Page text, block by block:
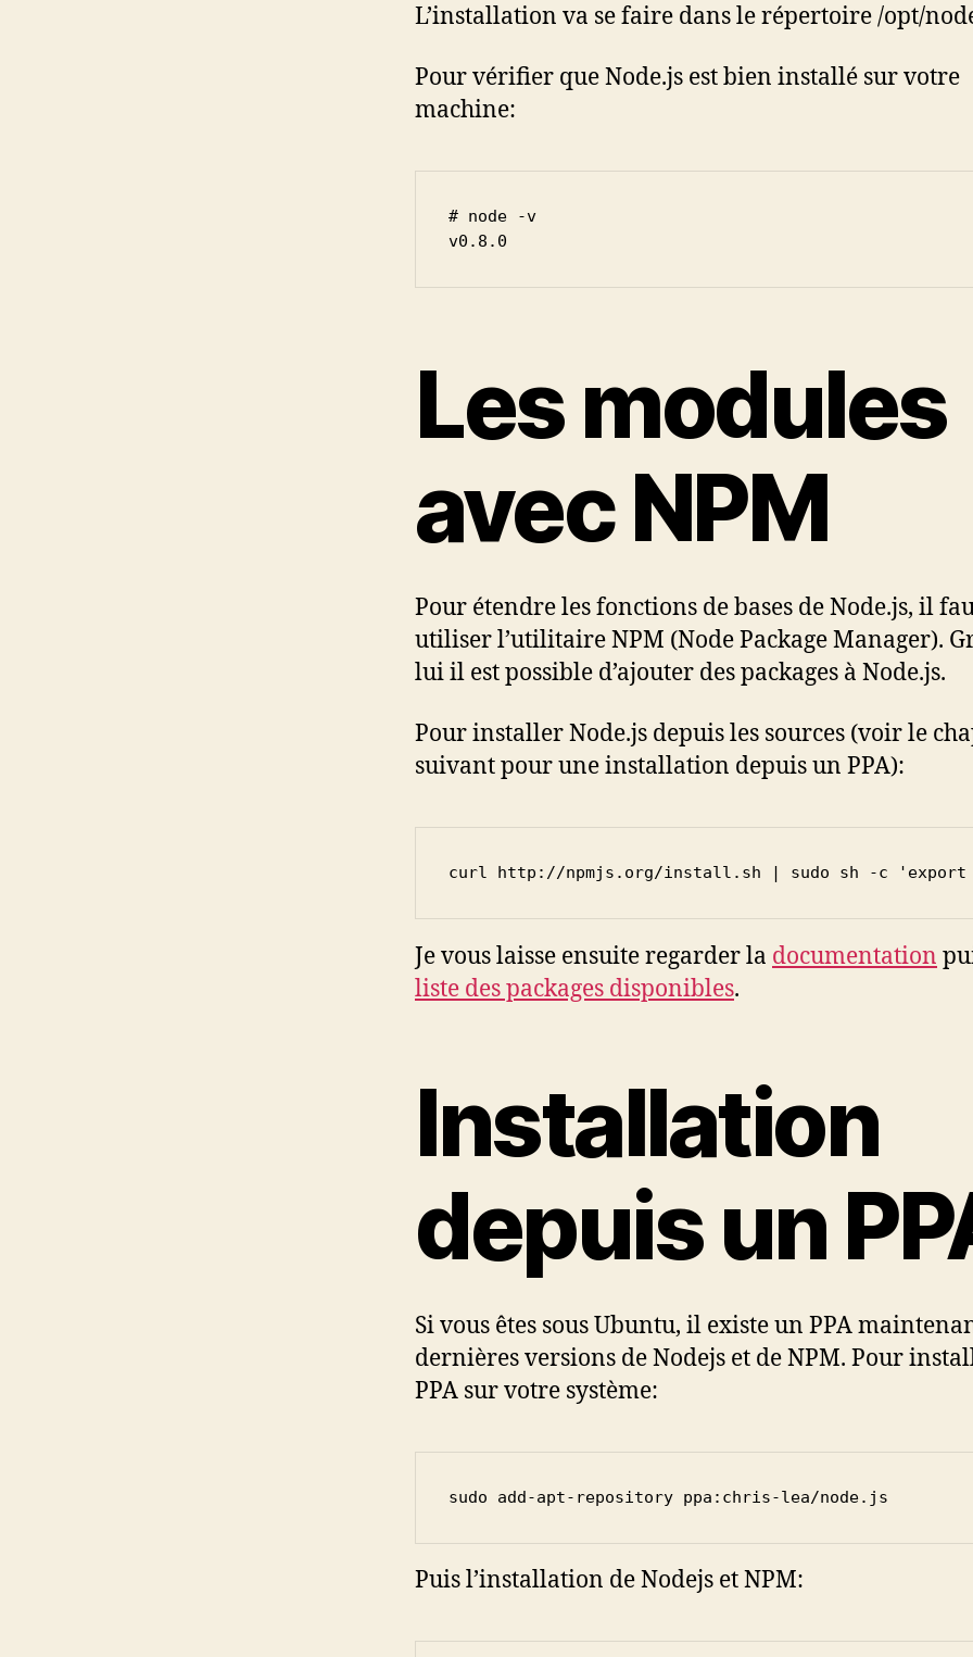
L’installation va se faire dans le répertoire /opt/
Pour vérifier que Node.js est bien installé sur votre
machine:
# node -v
v0.8.0
Les modules
avec NPM
Pour étendre les fonctions de bases de Node.js, il
utiliser l’utilitaire NPM (Node Package Manager).
lui il est possible d’ajouter des packages à Node.js.
Pour installer Node.js depuis les sources (voir le
suivant pour une installation depuis un PPA):
curl http://npmjs.org/install.sh | sudo sh -c 'export
Je vous laisse ensuite regarder la documentation
liste des packages disponibles.
Installation
depuis un
Si vous êtes sous Ubuntu, il existe un PPA
dernières versions de Nodejs et de NPM. Pour
PPA sur votre système:
sudo add-apt-repository ppa:chris-lea/node.js
Puis l’installation de Nodejs et NPM: